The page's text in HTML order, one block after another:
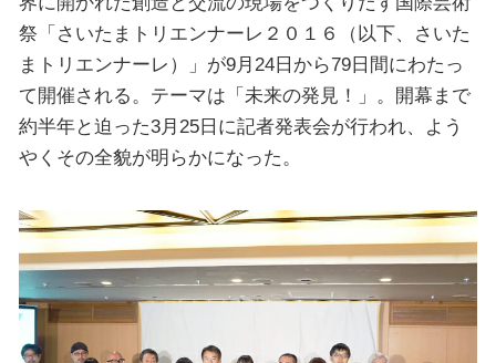
祭「さいたまトリエンナーレ２０１６（以下、さいた
まトリエンナーレ）」が9月24日から79日間にわたっ
て開催される。テーマは「未来の発見！」。開幕まで
約半年と迫った3月25日に記者発表会が行われ、よう
やくその全貌が明らかになった。